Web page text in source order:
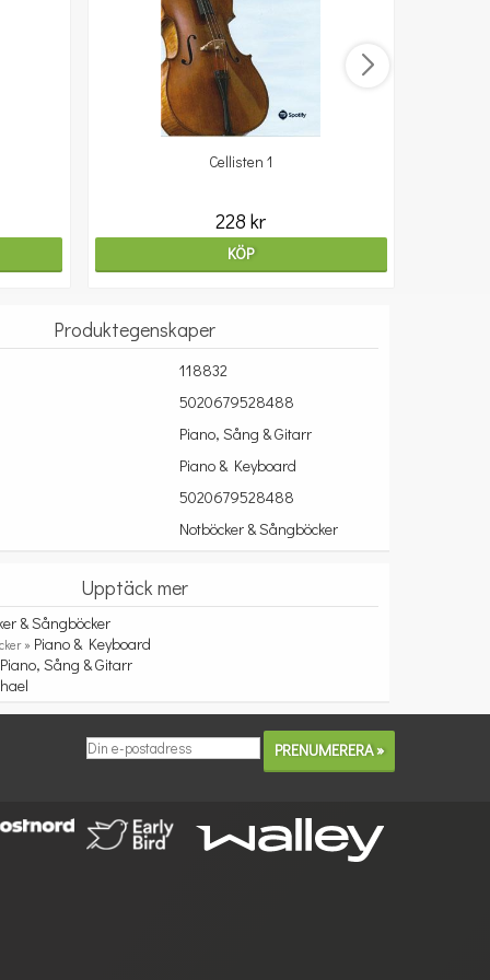
Cellisten 1
228 kr
KÖP
Produktegenskaper
118832
5020679528488
Piano, Sång & Gitarr
Piano & Keyboard
5020679528488
Notböcker & Sångböcker
Upptäck mer
& Sångböcker
» Piano & Keyboard
Piano, Sång & Gitarr